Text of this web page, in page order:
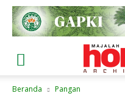
Beranda Pangan